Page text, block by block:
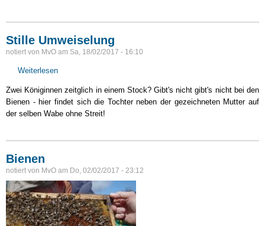
Stille Umweiselung
notiert von MvO am Sa, 18/02/2017 - 16:10
Weiterlesen
Umweiselung
Zwei Königinnen zeitglich in einem Stock? Gibt's nicht gibt's nicht bei den
Bienen - hier findet sich die Tochter neben der gezeichneten Mutter auf
der selben Wabe ohne Streit!
Bienen
notiert von MvO am Do, 02/02/2017 - 23:12